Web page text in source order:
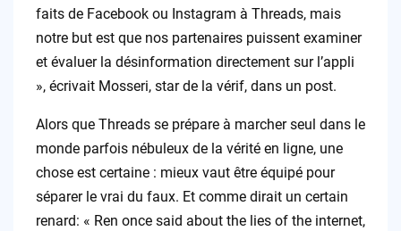
faits de Facebook ou Instagram à Threads, mais
notre but est que nos partenaires puissent examiner
et évaluer la désinformation directement sur l’appli
», écrivait Mosseri, star de la vérif, dans un post.
Alors que Threads se prépare à marcher seul dans le
monde parfois nébuleux de la vérité en ligne, une
chose est certaine : mieux vaut être équipé pour
séparer le vrai du faux. Et comme dirait un certain
renard: « Ren once said about the lies of the internet,